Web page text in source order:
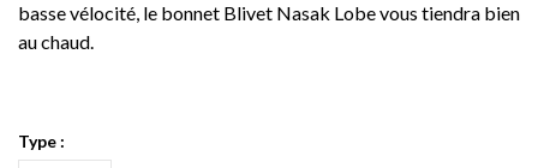
basse vélocité, le bonnet Blivet Nasak Lobe vous tiendra bien
au chaud.
Type :